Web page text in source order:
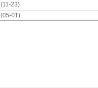
(11-23)
(05-01)